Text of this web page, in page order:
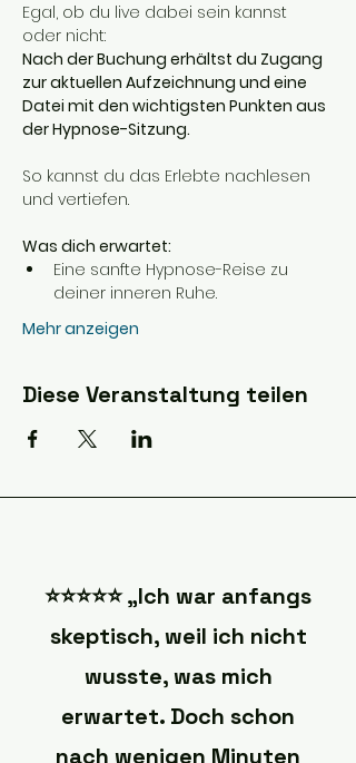
Egal, ob du live dabei sein kannst
oder nicht:
Nach der Buchung erhältst du Zugang
zur aktuellen Aufzeichnung und eine
Datei mit den wichtigsten Punkten aus
der Hypnose-Sitzung.
So kannst du das Erlebte nachlesen
und vertiefen.
Was dich erwartet:
Eine sanfte Hypnose-Reise zu
deiner inneren Ruhe.
Mehr anzeigen
Diese Veranstaltung teilen
⭐️⭐️⭐️⭐️⭐️ „Ich war anfangs
skeptisch, weil ich nicht
wusste, was mich
erwartet. Doch schon
nach wenigen Minuten